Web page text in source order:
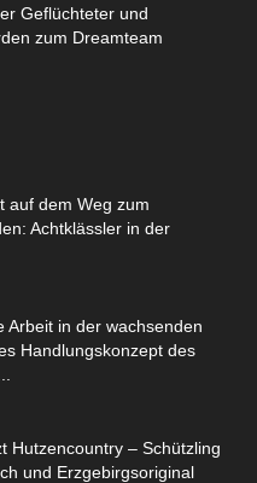
Geflüchteter und
zum Dreamteam
auf dem Weg zum
Achtklässler in der
Arbeit in der wachsenden
Handlungskonzept des
Hutzencountry – Schützling
und Erzgebirgsoriginal